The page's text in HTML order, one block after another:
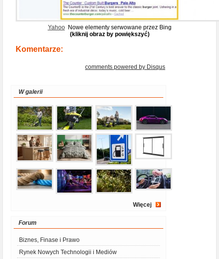
YahooNowe elementy serwowane przez Bing
(kliknij obraz by powiększyć)
Komentarze:
comments powered by Disqus
W galerii
Więcej
Forum
Biznes, Finase i Prawo
Rynek Nowych Technologii i Mediów